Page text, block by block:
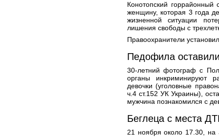
Конотопский горрайонный
женщину, которая 3 года
жизненной ситуации
лишения свободы с
Правоохранители
Педофила
30-летний фотограф с
органы инкриминируют
девочки (уголовные
ч.4 ст.152 УК Украины),
мужчина познакомился с
Беглеца с места
21 ноября около 17.30, на